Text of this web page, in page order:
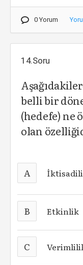
0 Yorum
14.Soru
belli bir
(hedefe) ne
olan
A
B Etkinlik
C